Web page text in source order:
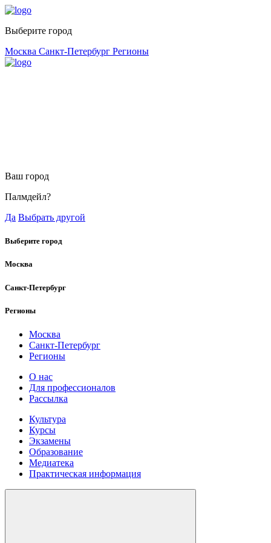
Выберите город
Москва Санкт-Петербург Регионы
Ваш город
Палмдейл?
Да Выбрать другой
Выберите город
Москва
Санкт-Петербург
Регионы
Москва
Санкт-Петербург
Регионы
О нас
Для профессионалов
Рассылка
Культура
Курсы
Экзамены
Образование
Медиатека
Практическая информация